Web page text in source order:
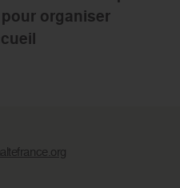
organiser